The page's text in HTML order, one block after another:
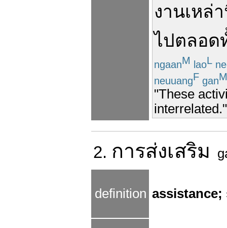
งานเหล่
ไปตลอด
ngaanM laoL
neuuangF ganM
"These
interrelated."
2. การส่งเสริม
definition